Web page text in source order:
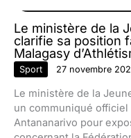
Le ministère de la
clarifie sa position
Malagasy
Sport 27 novembre
Le ministère de la
un communiqué
Antananarivo pour